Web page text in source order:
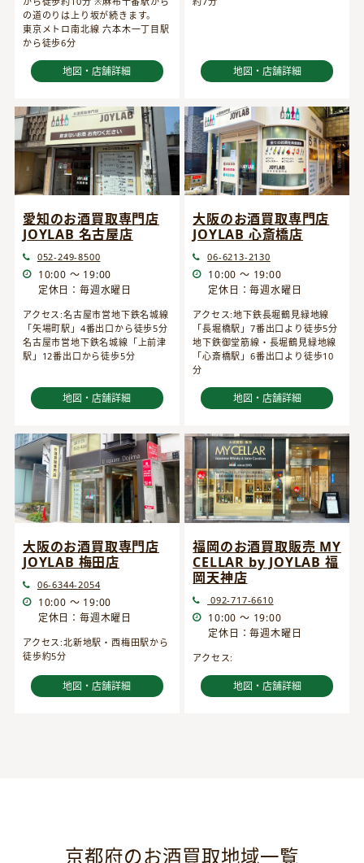
の道のりは上り坂が続きます。
東京メトロ南北線 六本木一丁目駅
から徒歩6分
地図・店舗詳細 地図・店舗詳細
愛知のお酒買取専門店
JOYLAB 名古屋店
052-249-8500
10:00 ～ 19:00
定休日：毎週水曜日
アクセス:名古屋市営地下鉄名城線
「矢場町駅」4番出口から徒歩5分
名古屋市営地下鉄名城線「上前津
駅」12番出口から徒歩5分
地図・店舗詳細
大阪のお酒買取専門店
JOYLAB 心斎橋店
06-6213-2130
10:00 ～ 19:00
定休日：毎週水曜日
アクセス:地下鉄長堀鶴見緑地線
「長堀橋駅」7番出口より徒歩5分
地下鉄御堂筋線・長堀鶴見緑地線
「心斎橋駅」6番出口より徒歩10
分
地図・店舗詳細
大阪のお酒買取専門店
JOYLAB 梅田店
06-6344-2054
10:00 ～ 19:00
定休日：毎週木曜日
アクセス:北新地駅・西梅田駅から
徒歩約5分
地図・店舗詳細
福岡のお酒買取販売 MY
CELLAR by JOYLAB 福
岡天神店
092-717-6610
10:00 ～ 19:00
定休日：毎週木曜日
アクセス:
地図・店舗詳細
京都府のお酒買取地域一覧